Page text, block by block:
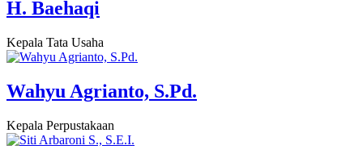
H. Baehaqi
Kepala Tata Usaha
Wahyu Agrianto, S.Pd.
Kepala Perpustakaan